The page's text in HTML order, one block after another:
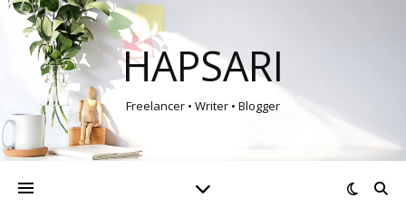
HAPSARI
Freelancer • Writer • Blogger